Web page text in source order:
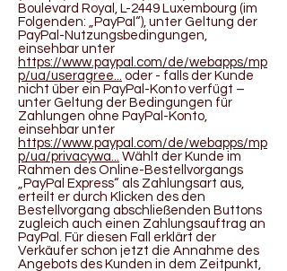
Boulevard Royal, L-2449 Luxembourg (im
Folgenden: „PayPal“), unter Geltung der
PayPal-Nutzungsbedingungen,
einsehbar unter
https://www.paypal.com/de/webapps/mp
p/ua/useragree... oder - falls der Kunde
nicht über ein PayPal-Konto verfügt –
unter Geltung der Bedingungen für
Zahlungen ohne PayPal-Konto,
einsehbar unter
https://www.paypal.com/de/webapps/mp
p/ua/privacywa... Wählt der Kunde im
Rahmen des Online-Bestellvorgangs
„PayPal Express“ als Zahlungsart aus,
erteilt er durch Klicken des den
Bestellvorgang abschließenden Buttons
zugleich auch einen Zahlungsauftrag an
PayPal. Für diesen Fall erklärt der
Verkäufer schon jetzt die Annahme des
Angebots des Kunden in dem Zeitpunkt,